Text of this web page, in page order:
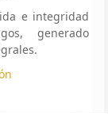
e integridad
generado